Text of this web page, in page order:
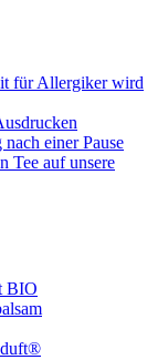
für Allergiker wird
einer Pause
Tee auf unsere
BIO